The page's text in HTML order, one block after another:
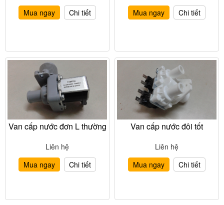
Mua ngay
Chi tiết
Mua ngay
Chi tiết
Van cấp nước đơn L thường
Liên hệ
Mua ngay
Chi tiết
Van cấp nước đôi tốt
Liên hệ
Mua ngay
Chi tiết